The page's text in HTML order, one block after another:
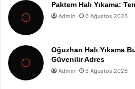
Paktem Halı Yıkama:
Admin 6 Ağustos 2026
Oğuzhan Halı Yıkama
Güvenilir Adres
Admin 5 Ağustos 2026